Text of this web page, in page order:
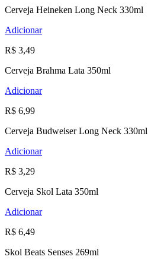
Cerveja Heineken Long Neck 330ml
Adicionar
R$ 3,49
Cerveja Brahma Lata 350ml
Adicionar
R$ 6,99
Cerveja Budweiser Long Neck 330ml
Adicionar
R$ 3,29
Cerveja Skol Lata 350ml
Adicionar
R$ 6,49
Skol Beats Senses 269ml